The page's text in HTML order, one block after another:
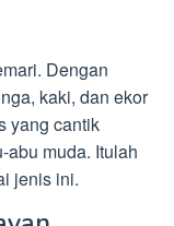
Dengan
kaki, dan ekor
yang cantik
abu muda. Itulah
jenis ini.